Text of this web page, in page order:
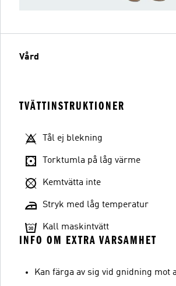
Vård
TVÄTTINSTRUKTIONER
Tål ej blekning
Torktumla på låg värme
Kemtvätta inte
Stryk med låg temperatur
Kall maskintvätt
INFO OM EXTRA VARSAMHET
Kan färga av sig vid gnidning mot